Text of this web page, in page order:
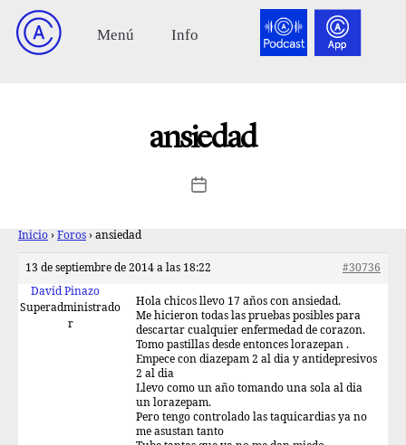
ansiedad
Inicio › Foros › ansiedad
13 de septiembre de 2014 a las 18:22
#30736
David Pinazo
Superadministrado
r
Hola chicos llevo 17 años con ansiedad.
Me hicieron todas las pruebas posibles para
descartar cualquier enfermedad de corazon.
Tomo pastillas desde entonces lorazepan .
Empece con diazepam 2 al dia y antidepresivos
2 al dia
Llevo como un año tomando una sola al dia
un lorazepam.
Pero tengo controlado las taquicardias ya no
me asustan tanto